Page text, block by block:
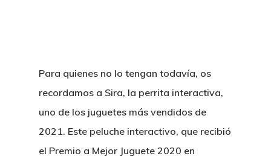
Para quienes no lo tengan todavía, os
recordamos a Sira, la perrita interactiva,
uno de los juguetes más vendidos de
2021. Este peluche interactivo, que recibió
el Premio a Mejor Juguete 2020 en